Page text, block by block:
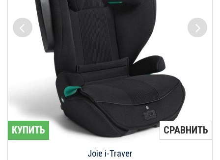
КУПИТЬ СРАВНИТЬ
Joie i-Traver